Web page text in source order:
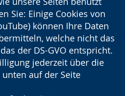
Sie: Einige Cookies von
können Ihre Daten
welche nicht das
der DS-GVO entspricht.
jederzeit über die
auf der Seite